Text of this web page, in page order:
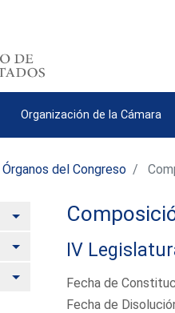
Organización de la Cámara
Órganos del Congreso
Alternar
Alternar
Alternar
IV
Fecha de
Fecha de